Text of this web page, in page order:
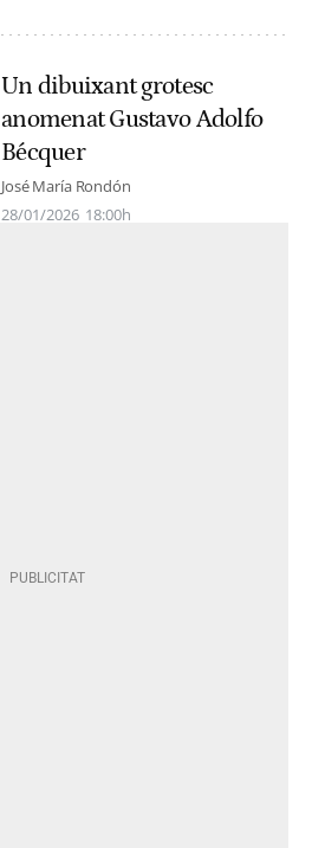
Un dibuixant grotesc
anomenat Gustavo Adolfo
Bécquer
José María Rondón
28/01/2026 18:00h